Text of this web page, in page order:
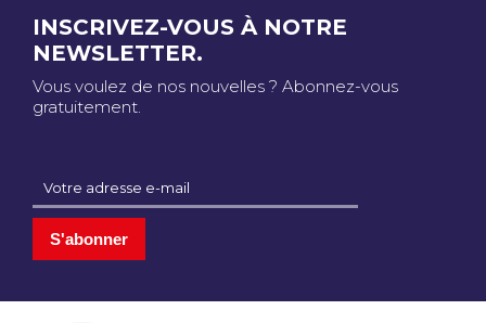
INSCRIVEZ-VOUS À NOTRE
NEWSLETTER.
Vous voulez de nos nouvelles ? Abonnez-vous
gratuitement.
S'abonner